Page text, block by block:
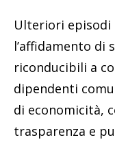
Ulteriori
l’affidamento di
riconducibili a
dipendenti
di economicità,
trasparenza e